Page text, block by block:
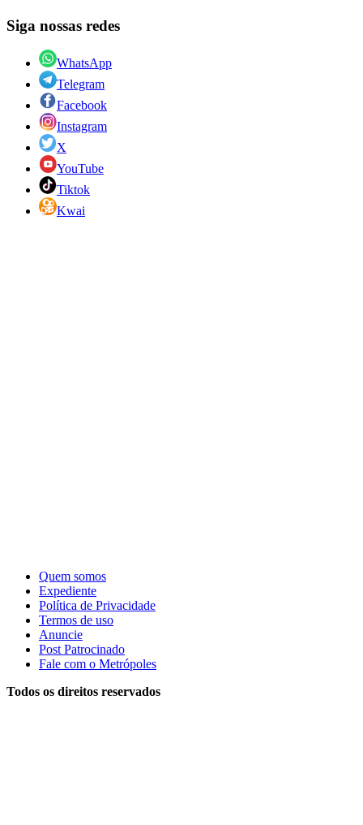
Siga nossas redes
WhatsApp
Telegram
Facebook
Instagram
X
YouTube
Tiktok
Kwai
Quem somos
Expediente
Política de Privacidade
Termos de uso
Anuncie
Post Patrocinado
Fale com o Metrópoles
Todos os direitos reservados